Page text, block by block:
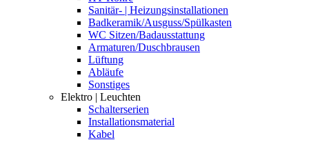
Sanitär- | Heizungsinstallationen
Badkeramik/Ausguss/Spülkasten
WC Sitzen/Badausstattung
Armaturen/Duschbrausen
Lüftung
Abläufe
Sonstiges
Elektro | Leuchten
Schalterserien
Installationsmaterial
Kabel